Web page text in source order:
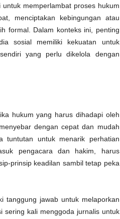
memperlambat proses hukum
menciptakan kebingungan atau
formal. Dalam konteks ini, penting
sosial memiliki kekuatan untuk
yang perlu dikelola dengan
hukum yang harus dihadapi oleh
dengan cepat dan mudah
tuntutan untuk menarik perhatian
pengacara dan hakim, harus
prinsip keadilan sambil tetap peka
tanggung jawab untuk melaporkan
sering kali menggoda jurnalis untuk